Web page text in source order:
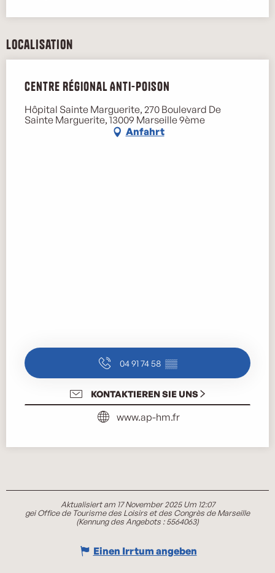
Localisation
Centre Régional Anti-Poison
Hôpital Sainte Marguerite, 270 Boulevard De
Sainte Marguerite, 13009 Marseille 9ème
Anfahrt
04 91 74 58 ▒▒
KONTAKTIEREN SIE UNS
www.ap-hm.fr
Aktualisiert am 17 November 2025 Um 12:07
gei Office de Tourisme des Loisirs et des Congrès de Marseille
(Kennung des Angebots :5564063)
Einen Irrtum angeben